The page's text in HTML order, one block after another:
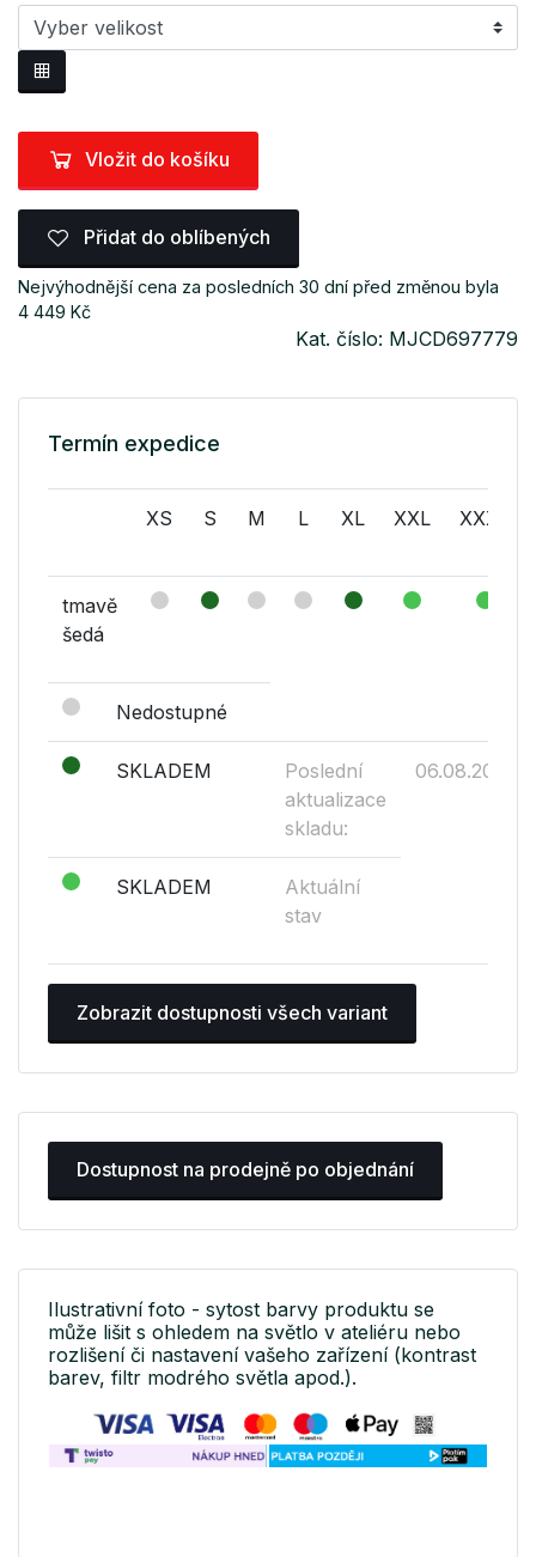
Vložit do košíku
Přidat do oblíbených
Nejvýhodnější cena za posledních 30 dní před změnou byla
4 449 Kč
Kat. číslo: MJCD697779
Termín expedice
XS S M L XL XXL XXXL
tmavě
šedá
Nedostupné
SKLADEM
Poslední
aktualizace
skladu:
06.08.2026
SKLADEM
Aktuální
stav
Zobrazit dostupnosti všech variant
Dostupnost na prodejně po objednání
Ilustrativní foto - sytost barvy produktu se
může lišit s ohledem na světlo v ateliéru nebo
rozlišení či nastavení vašeho zařízení (kontrast
barev, filtr modrého světla apod.).